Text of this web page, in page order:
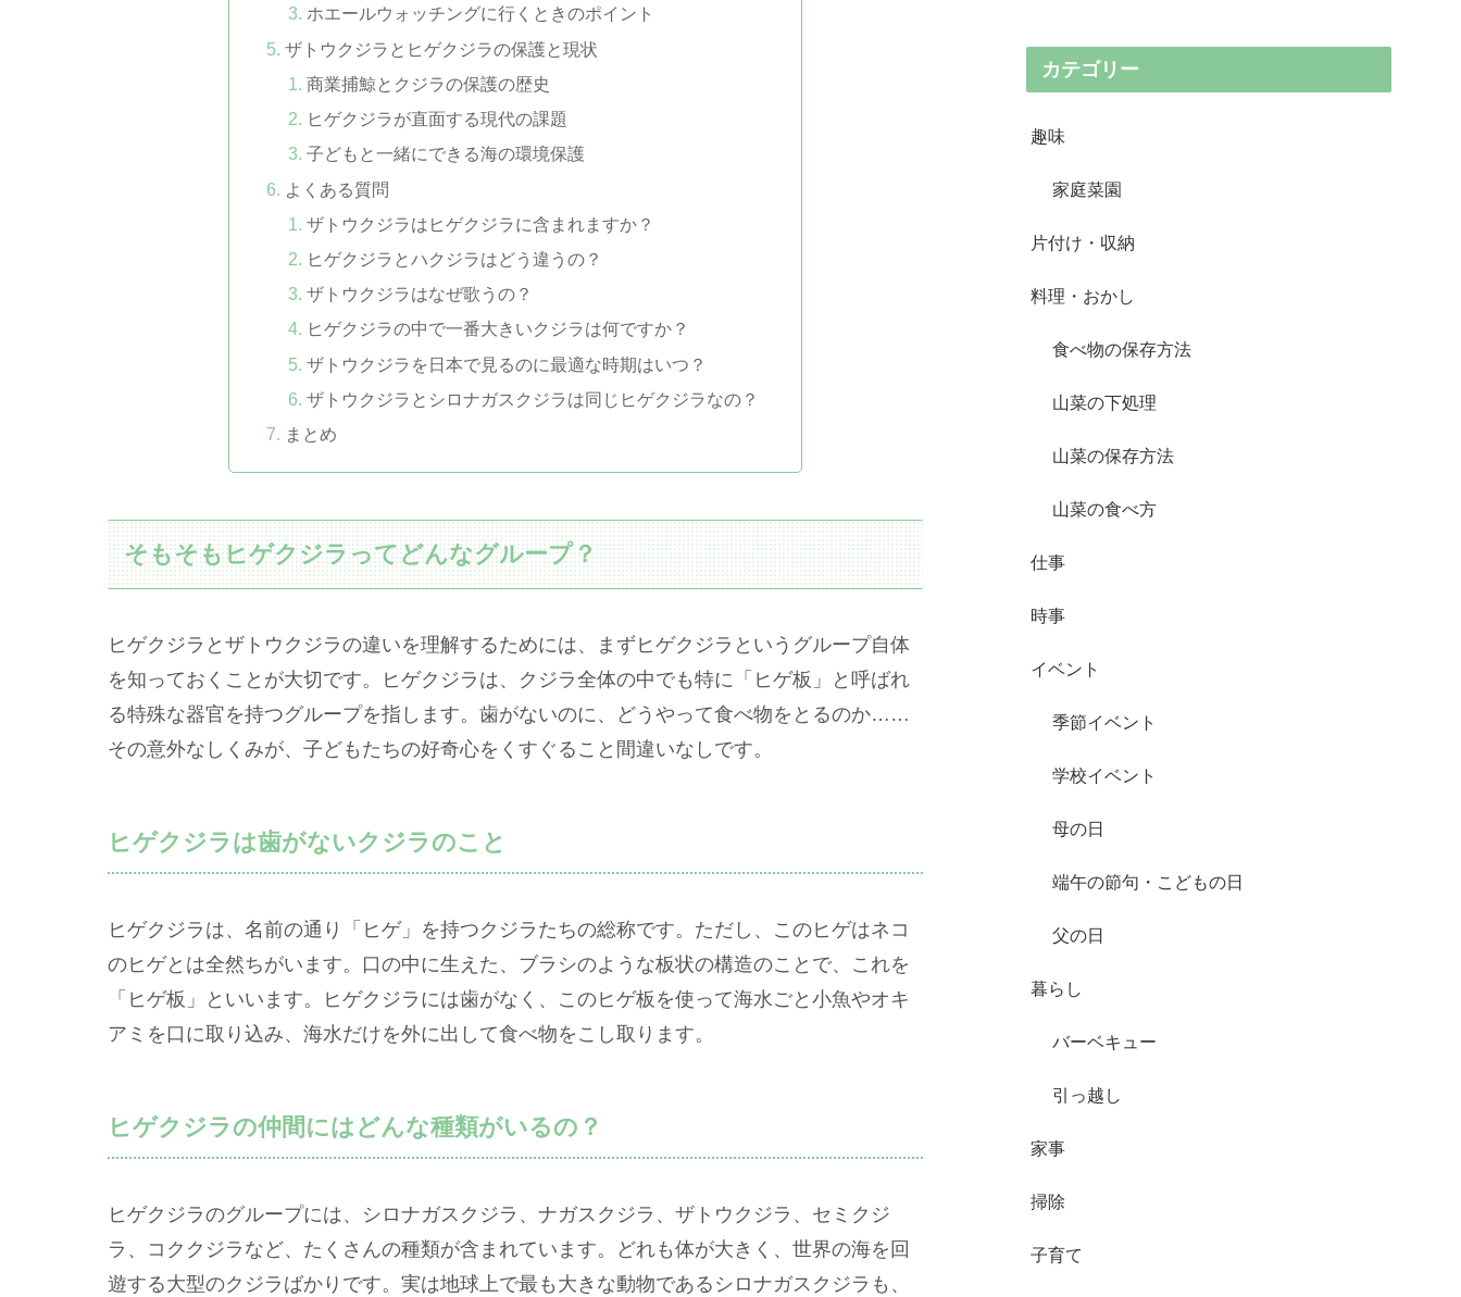
ホエールウォッチングに行くときのポイント
ザトウクジラとヒゲクジラの保護と現状
商業捕鯨とクジラの保護の歴史
ヒゲクジラが直面する現代の課題
子どもと一緒にできる海の環境保護
よくある質問
ザトウクジラはヒゲクジラに含まれますか？
ヒゲクジラとハクジラはどう違うの？
ザトウクジラはなぜ歌うの？
ヒゲクジラの中で一番大きいクジラは何ですか？
ザトウクジラを日本で見るのに最適な時期はいつ？
ザトウクジラとシロナガスクジラは同じヒゲクジラなの？
まとめ
そもそもヒゲクジラってどんなグループ？
ヒゲクジラとザトウクジラの違いを理解するためには、まずヒゲクジラというグループ自体
を知っておくことが大切です。ヒゲクジラは、クジラ全体の中でも特に「ヒゲ板」と呼ばれ
る特殊な器官を持つグループを指します。歯がないのに、どうやって食べ物をとるのか……
その意外なしくみが、子どもたちの好奇心をくすぐること間違いなしです。
ヒゲクジラは歯がないクジラのこと
ヒゲクジラは、名前の通り「ヒゲ」を持つクジラたちの総称です。ただし、このヒゲはネコ
のヒゲとは全然ちがいます。口の中に生えた、ブラシのような板状の構造のことで、これを
「ヒゲ板」といいます。ヒゲクジラには歯がなく、このヒゲ板を使って海水ごと小魚やオキ
アミを口に取り込み、海水だけを外に出して食べ物をこし取ります。
ヒゲクジラの仲間にはどんな種類がいるの？
ヒゲクジラのグループには、シロナガスクジラ、ナガスクジラ、ザトウクジラ、セミクジ
ラ、コククジラなど、たくさんの種類が含まれています。どれも体が大きく、世界の海を回
遊する大型のクジラばかりです。実は地球上で最も大きな動物であるシロナガスクジラも、
カテゴリー
趣味
家庭菜園
片付け・収納
料理・おかし
食べ物の保存方法
山菜の下処理
山菜の保存方法
山菜の食べ方
仕事
時事
イベント
季節イベント
学校イベント
母の日
端午の節句・こどもの日
父の日
暮らし
バーベキュー
引っ越し
家事
掃除
子育て